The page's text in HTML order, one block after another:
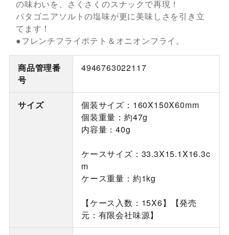
の味わいを、さくさくのスナックで再現！
パタゴニアソルトの塩味が更に美味しさを引き立
てます！
●フレンチフライポテト＆オニオンフライ。
商品管理番
号
4946763022117
サイズ
個装サイズ：160X150X60mm
個装重量：約47g
内容量：40g
ケースサイズ：33.3X15.1X16.3c
m
ケース重量：約1kg
【ケース入数：15X6】【発売
元：有限会社味源】